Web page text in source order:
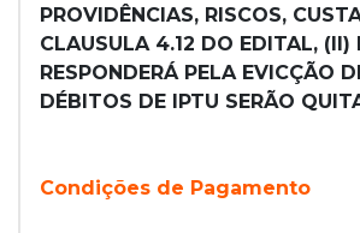
PROVIDÊNCIAS, RISCOS,
CLAUSULA 4.12 DO EDITAL, (II)
RESPONDERÁ PELA EVICÇÃO
DÉBITOS DE IPTU SERÃO
Condições de Pagamento